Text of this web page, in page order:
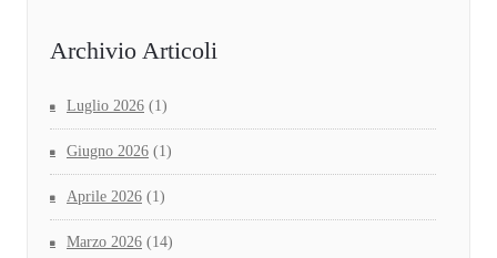
Archivio Articoli
Luglio 2026 (1)
Giugno 2026 (1)
Aprile 2026 (1)
Marzo 2026 (14)